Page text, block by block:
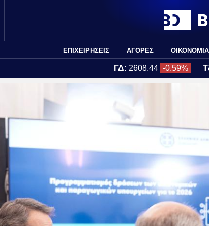
ΕΠΙΧΕΙΡΗΣΕΙΣ ΑΓΟΡΕΣ ΟΙΚΟΝΟΜΙΑ
ΓΔ: 2608.44 -0.59%